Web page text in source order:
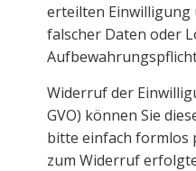
erteilten Einwilligung
falscher Daten oder
Widerruf der
GVO) können Sie
bitte einfach formlos
zum Widerruf